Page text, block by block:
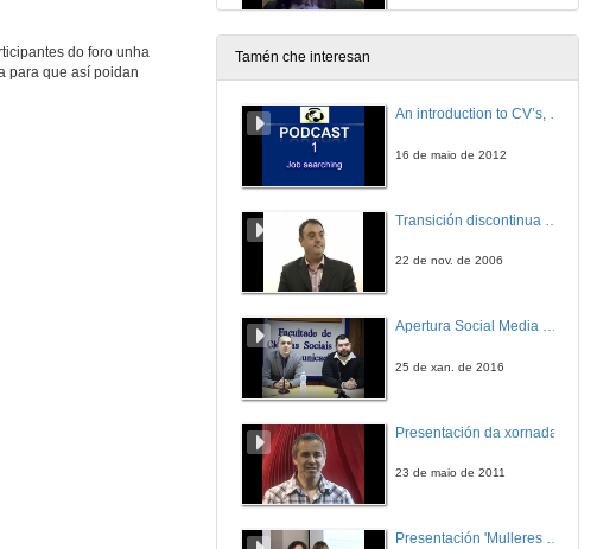
do foro unha
para que así poidan
Quenda de preguntas
12 de feb. de 2009
Tamén che interesan
An introduction to CV’s, letters, and job searching
16 de maio de 2012
22 de nov. de 2006
Apertura Social Media Day 2016
25 de xan. de 2016
Presentación da xornada
23 de maio de 2011
Presentación 'Mulleres no software libre'